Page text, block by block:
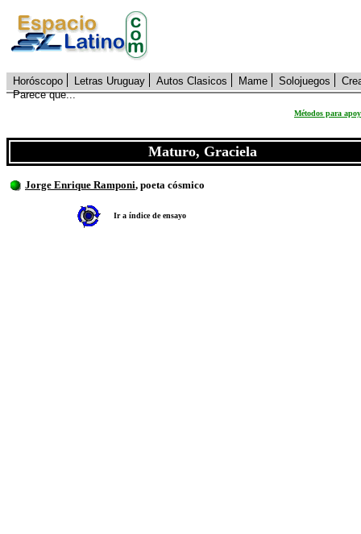
Horóscopo Letras Uruguay Autos Clasicos Mame Solojuegos
Parece que...
Métodos para
Maturo, Graciela
Jorge Enrique Ramponi, poeta cósmico
Ir a índice de ensayo